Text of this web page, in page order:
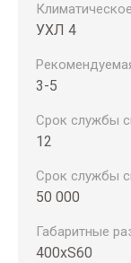
УХЛ 4
3-5
Срок службы
12
Срок службы
50 000
Габаритные
400хS60